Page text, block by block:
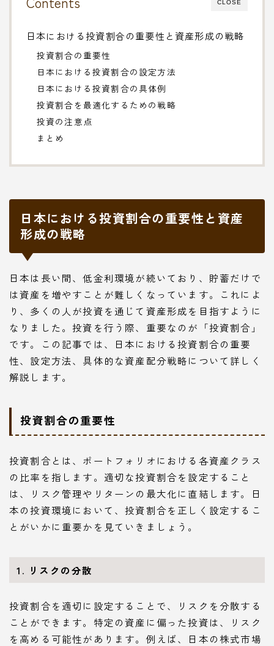
CLOSE
日本における投資割合の重要性と資産形成の戦略
投資割合の重要性
日本における投資割合の設定方法
日本における投資割合の具体例
投資割合を最適化するための戦略
投資の注意点
まとめ
日本における投資割合の重要性と資産
形成の戦略
日本は長い間、低金利環境が続いており、貯蓄だけで
は資産を増やすことが難しくなっています。これによ
り、多くの人が投資を通じて資産形成を目指すように
なりました。投資を行う際、重要なのが「投資割合」
です。この記事では、日本における投資割合の重要
性、設定方法、具体的な資産配分戦略について詳しく
解説します。
投資割合の重要性
投資割合とは、ポートフォリオにおける各資産クラス
の比率を指します。適切な投資割合を設定すること
は、リスク管理やリターンの最大化に直結します。日
本の投資環境において、投資割合を正しく設定するこ
とがいかに重要かを見ていきましょう。
1. リスクの分散
投資割合を適切に設定することで、リスクを分散する
ことができます。特定の資産に偏った投資は、リスク
を高める可能性があります。例えば、日本の株式市場